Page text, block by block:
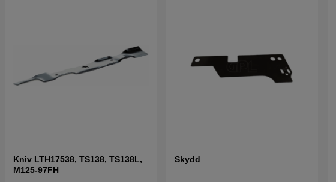
Kniv LTH17538, TS138, TS138L,
M125-97FH
Skydd